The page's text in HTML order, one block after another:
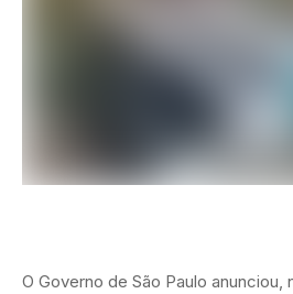
O Governo de São Paulo